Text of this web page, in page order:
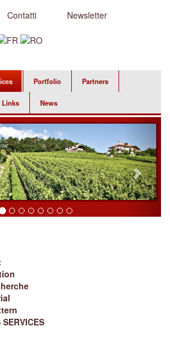
Contatti Newsletter
Portfolio Partners
Links News